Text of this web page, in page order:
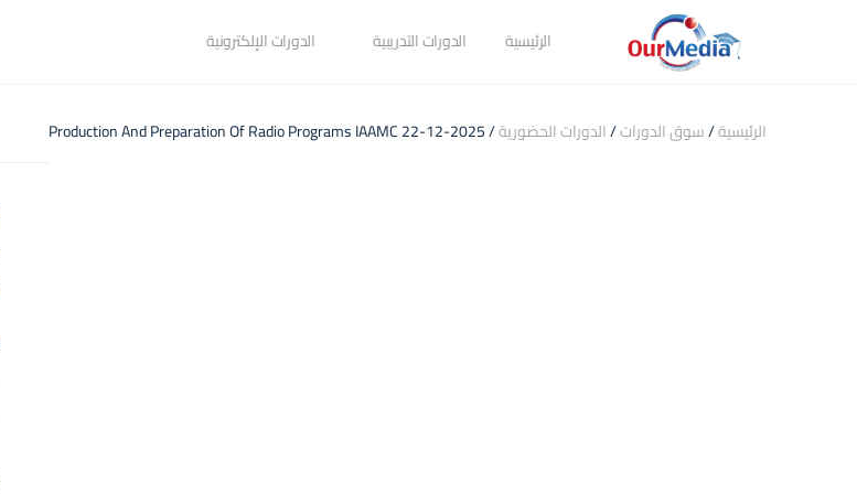
الرئيسية الدورات التدريبية الدورات الإلكترونية
الرئيسية/سوق الدورات/الدورات الحضورية/ Production And Preparation Of Radio Programs IAAMC 22-12-2025